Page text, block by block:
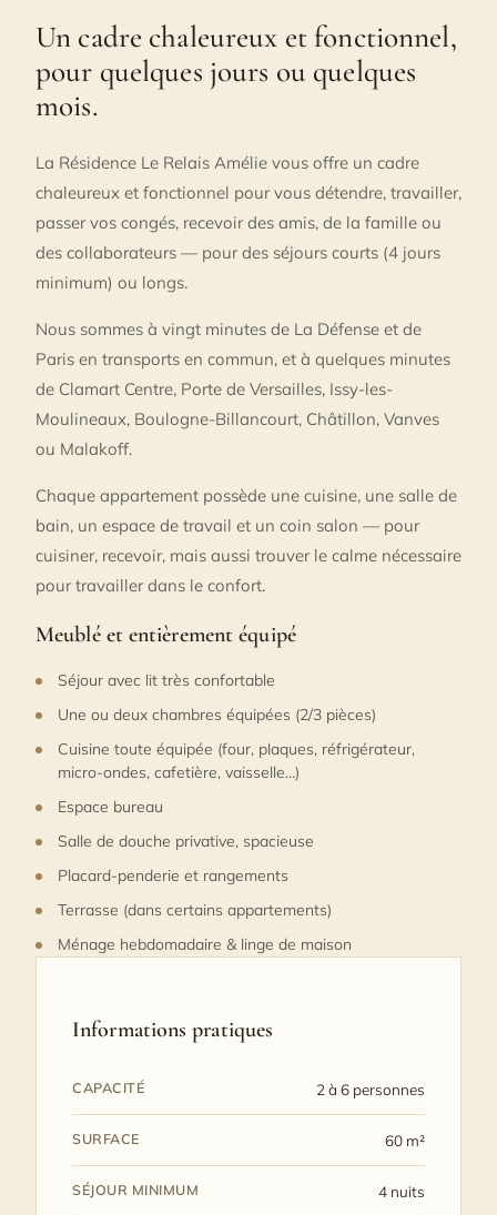
Un cadre chaleureux et fonctionnel,
pour quelques jours ou quelques
mois.
La Résidence Le Relais Amélie vous offre un cadre
chaleureux et fonctionnel pour vous détendre, travailler,
passer vos congés, recevoir des amis, de la famille ou
des collaborateurs — pour des séjours courts (4 jours
minimum) ou longs.
Nous sommes à vingt minutes de La Défense et de
Paris en transports en commun, et à quelques minutes
de Clamart Centre, Porte de Versailles, Issy-les-
Moulineaux, Boulogne-Billancourt, Châtillon, Vanves
ou Malakoff.
Chaque appartement possède une cuisine, une salle de
bain, un espace de travail et un coin salon — pour
cuisiner, recevoir, mais aussi trouver le calme nécessaire
pour travailler dans le confort.
Meublé et entièrement équipé
Séjour avec lit très confortable
Une ou deux chambres équipées (2/3 pièces)
Cuisine toute équipée (four, plaques, réfrigérateur,
micro-ondes, cafetière, vaisselle…)
Espace bureau
Salle de douche privative, spacieuse
Placard-penderie et rangements
Terrasse (dans certains appartements)
Ménage hebdomadaire & linge de maison
Informations pratiques
CAPACITÉ 2 à 6 personnes
SURFACE 60 m²
SÉJOUR MINIMUM 4 nuits